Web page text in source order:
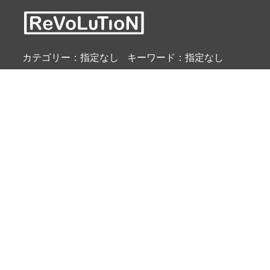
カテゴリー：指定なし キーワード：指定なし